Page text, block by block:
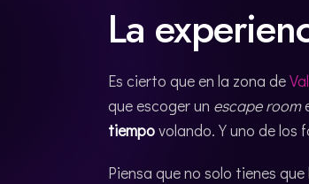
La
Es cierto que en la zona de
que escoger un escape room
tiempovolando. Y uno de los
Piensa que no solo tienes